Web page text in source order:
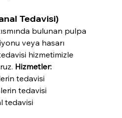
Tedavisi)
bulunan pulpa
veya hasarı
hizmetimizle
Hizmetler:
tedavisi
tedavisi
tedavisi